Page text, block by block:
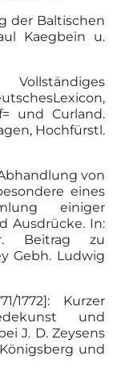
der Baltischen
Kaegbein u.
und Curland.
Hochfürstl.
von
eines
einiger
Ausdrücke. In:
Beitrag zu
Gebh. Ludwig
1772]: Kurzer
und
J. D. Zeysens
und